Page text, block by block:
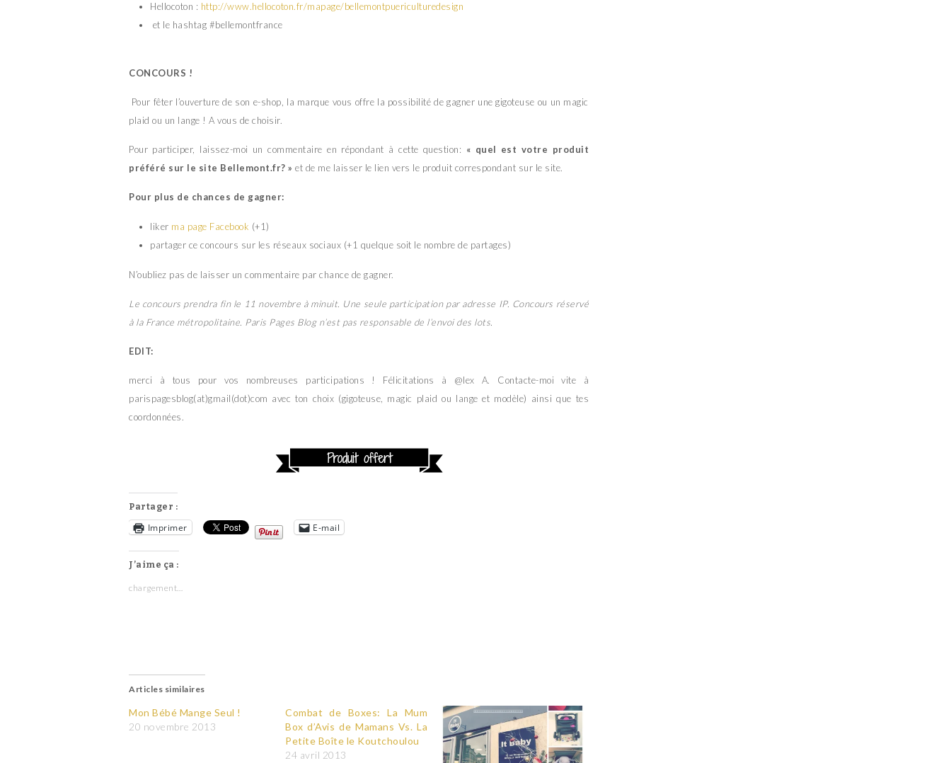
Hellocoton : http://www.hellocoton.fr/mapage/bellemontpuericulturedesign
et le hashtag #bellemontfrance
CONCOURS !
Pour fêter l’ouverture de son e-shop, la marque vous offre la possibilité de gagner une gigoteuse ou un magic
plaid ou un lange ! A vous de choisir.
Pour participer, laissez-moi un commentaire en répondant à cette question: « quel est votre produit
préféré sur le site Bellemont.fr? » et de me laisser le lien vers le produit correspondant sur le site.
Pour plus de chances de gagner:
liker ma page Facebook (+1)
partager ce concours sur les réseaux sociaux (+1 quelque soit le nombre de partages)
N’oubliez pas de laisser un commentaire par chance de gagner.
Le concours prendra fin le 11 novembre à minuit. Une seule participation par adresse IP. Concours réservé
à la France métropolitaine. Paris Pages Blog n’est pas responsable de l’envoi des lots.
EDIT:
merci à tous pour vos nombreuses participations ! Félicitations à @lex A. Contacte-moi vite à
parispagesblog(at)gmail(dot)com avec ton choix (gigoteuse, magic plaid ou lange et modèle) ainsi que tes
coordonnées.
Partager :
Imprimer E-mail
J’aime ça :
chargement…
Articles similaires
Mon Bébé Mange Seul !
20 novembre 2013
Combat de Boxes: La Mum
Box d’Avis de Mamans Vs. La
Petite Boîte le Koutchoulou
24 avril 2013